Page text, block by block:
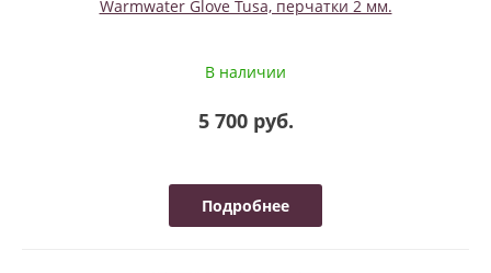
Warmwater Glove Tusa, перчатки 2 мм.
В наличии
5 700 руб.
Подробнее